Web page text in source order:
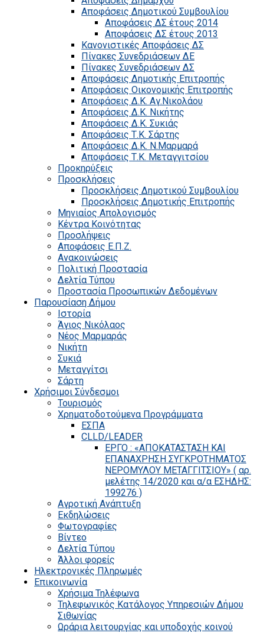
Αποφάσεις Δημοτικού Συμβουλίου
Αποφάσεις ΔΣ έτους 2014
Αποφάσεις ΔΣ έτους 2013
Κανονιστικές Αποφάσεις ΔΣ
Πίνακες Συνεδριάσεων ΔΕ
Πίνακες Συνεδριάσεων ΔΣ
Αποφάσεις Δημοτικής Επιτροπής
Αποφάσεις Οικονομικής Επιτροπής
Αποφάσεις Δ.Κ. Αγ.Νικολάου
Αποφάσεις Δ.Κ. Νικήτης
Αποφάσεις Δ.Κ. Συκιάς
Αποφάσεις Τ.Κ. Σάρτης
Αποφάσεις Δ.Κ. Ν.Μαρμαρά
Αποφάσεις Τ.Κ. Μεταγγιτσίου
Προκηρύξεις
Προσκλήσεις
Προσκλήσεις Δημοτικού Συμβουλίου
Προσκλήσεις Δημοτικής Επιτροπής
Μηνιαίος Απολογισμός
Κέντρα Κοινότητας
Προσλήψεις
Αποφάσεις Ε.Π.Ζ.
Ανακοινώσεις
Πολιτική Προστασία
Δελτία Τύπου
Προστασία Προσωπικών Δεδομένων
Παρουσίαση Δήμου
Ιστορία
Άγιος Νικόλαος
Νέος Μαρμαράς
Νικήτη
Συκιά
Μεταγγίτσι
Σάρτη
Χρήσιμοι Σύνδεσμοι
Τουρισμός
Χρηματοδοτούμενα Προγράμματα
ΕΣΠΑ
CLLD/LEADER
ΕΡΓΟ : «ΑΠΟΚΑΤΑΣΤΑΣΗ ΚΑΙ
ΕΠΑΝΑΧΡΗΣΗ ΣΥΓΚΡΟΤΗΜΑΤΟΣ
ΝΕΡΟΜΥΛΟΥ ΜΕΤΑΓΓΙΤΣΙΟΥ» ( αρ.
μελέτης 14/2020 και α/α ΕΣΗΔΗΣ:
199276 )
Αγροτική Ανάπτυξη
Εκδηλώσεις
Φωτογραφίες
Βίντεο
Δελτία Τύπου
Άλλοι φορείς
Ηλεκτρονικές Πληρωμές
Επικοινωνία
Χρήσιμα Τηλέφωνα
Τηλεφωνικός Κατάλογος Υπηρεσιών Δήμου
Σιθωνίας
Ωράρια λειτουργίας και υποδοχής κοινού